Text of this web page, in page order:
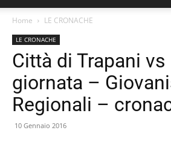
Home LE CRONACHE
LE CRONACHE
Città di Trapani vs
giornata –
Regionali –
10 Gennaio 2016